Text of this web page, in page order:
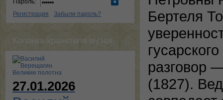
Пароль:
Регистрация
Забыли пароль?
Колонка хранителя музея
27.01.2026
Бертеля
разговор
(1827).